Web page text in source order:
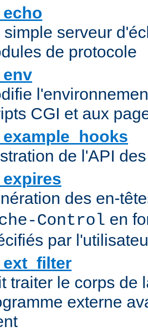
simple serveur
de protocole
CGI et aux
de l'API
des en-
Control en
par
traiter le corps de
externe